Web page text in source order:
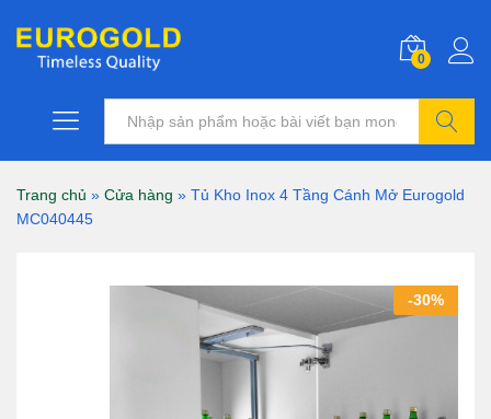
0
Trang chủ » Cửa hàng » Tủ Kho Inox 4 Tầng Cánh Mở Eurogold
MC040445
-30%